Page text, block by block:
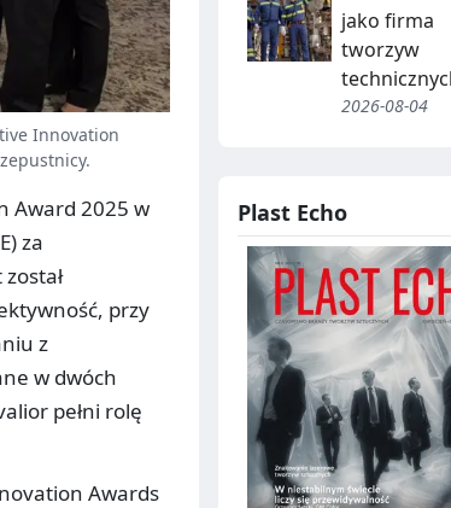
Innovation
Award 2025 w
za
przy
z
w dwóch
pełni rolę
Awards
jako firma
tworzyw
2026-08-04
Plast Echo